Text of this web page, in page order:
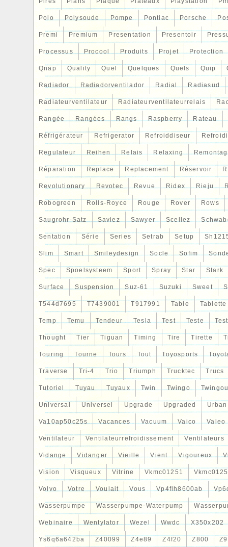
Polo Polysoude Pompe Pontiac Porsche
Premi Premium Presentation Presentoir
Processus Procool Produits Projet Protection
Qnap Quality Quel Quelques Quels Quip
Radiador Radiadorventilador Radial Radiasud
Radiateurventilateur Radiateurventilateurrelais
Rangée Rangées Rangs Raspberry Rateau
Réfrigérateur Refrigerator Refroiddiseur Refroidi
Regulateur Reihen Relais Relaxing
Réparation Replace Replacement Réservoir
Revolutionary Revotec Revue Ridex Rieju
Robogreen Rolls-Royce Rouge Rover Rows
Saugrohr-Satz Saviez Sawyer Scellez
Sentation Série Series Setrab Setup
Slim Smart Smileydesign Socle Sofim
Spec Spoelsysteem Sport Spray Star Stark
Surface Suspension Suz-61 Suzuki Sweet
T544d7695 T7439001 T917991 Table Tablette
Temp Temu Tendeur Tesla Test Teste
Thought Tier Tiguan Timing Tire Tirette
Touring Tourne Tours Tout Toyosports
Traverse Tri-4 Trio Triumph Trucktec Trucs
Tutoriel Tuyau Tuyaux Twin Twingo
Universal Universel Upgrade Upgraded Urban
Va10ap50c25s Vacances Vacuum Vaico Valeo
Ventilateur Ventilateurrefroidissement Ventilateurs
Vidange Vidanger Vieille Vient Vigoureux
Vision Visqueux Vitrine Vkmc01251
Volvo Votre Voulait Vous Vp4flh8600ab
Wasserpumpe Wasserpumpe-Waterpump
Webinaire Wentylator Wezel Wwdc X350x202
Ys6q6a642ba Z40099 Z4e89 Z4f20 Z800
der Referenz Ihres Stücks zusenden.
che questa parte sia adatta al tuo
devi fare è inviarci una foto della scheda
riferimento del tuo pezzo. Chcesz,
ta czesc bedzie pasowac do Twojego
musisz zrobic, to przeslac nam zdjecie
numer referencyjny swojego produktu.
certeza de que esta peça corresponde
enviar-nos uma fotografia da ficha
da sua peça.